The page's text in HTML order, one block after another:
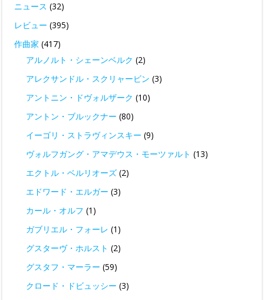
ニュース (32)
レビュー (395)
作曲家 (417)
アルノルト・シェーンベルク (2)
アレクサンドル・スクリャービン (3)
アントニン・ドヴォルザーク (10)
アントン・ブルックナー (80)
イーゴリ・ストラヴィンスキー (9)
ヴォルフガング・アマデウス・モーツァルト (13)
エクトル・ベルリオーズ (2)
エドワード・エルガー (3)
カール・オルフ (1)
ガブリエル・フォーレ (1)
グスターヴ・ホルスト (2)
グスタフ・マーラー (59)
クロード・ドビュッシー (3)